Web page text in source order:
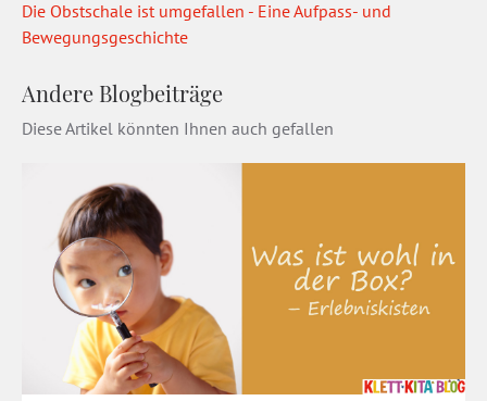
Die Obstschale ist umgefallen - Eine Aufpass- und
Bewegungsgeschichte
Andere Blogbeiträge
Diese Artikel könnten Ihnen auch gefallen